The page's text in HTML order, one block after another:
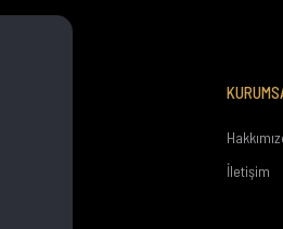
İletişim